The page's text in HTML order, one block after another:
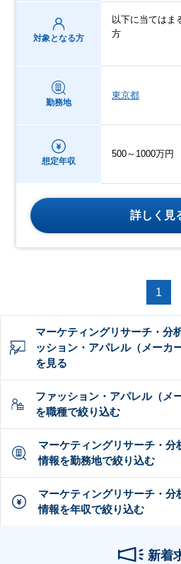
対象となる方
以下に当てはま
方
勤務地
東京都
想定年収
500～1000万円
詳しく見
1
マーケティングリサーチ・分
ッション・アパレル（メーカ
を見る
ファッション・アパレル（メ
を職種で絞り込む
マーケティングリサーチ・分
情報を勤務地で絞り込む
マーケティングリサーチ・分
情報を年収で絞り込む
新着